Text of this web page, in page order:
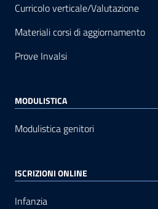
Curricolo verticale/Valutazione
Materiali corsi di aggiornamento
Prove Invalsi
MODULISTICA
Modulistica genitori
ISCRIZIONI ONLINE
Infanzia